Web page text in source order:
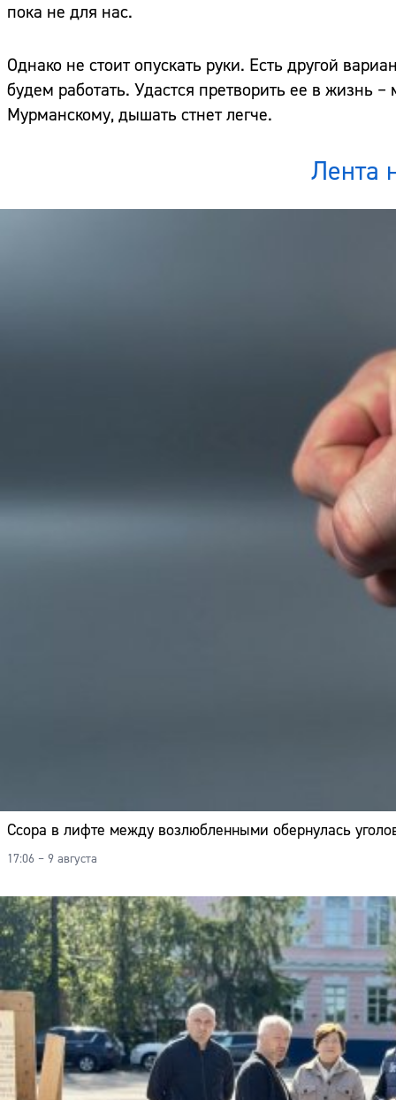
пока не для нас.
Однако не стоит опускать руки. Есть другой
будем работать. Удастся претворить ее в жизнь
Мурманскому, дышать стнет легче.
Лента
Ссора в лифте между возлюбленными обернулась
17:06 – 9 августа